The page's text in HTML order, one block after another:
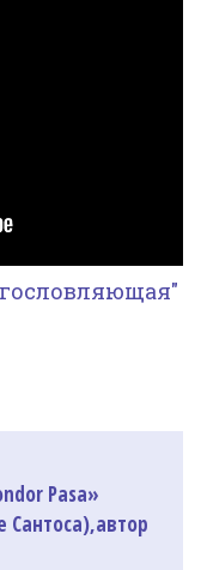
Pasa»
Сантоса),автор